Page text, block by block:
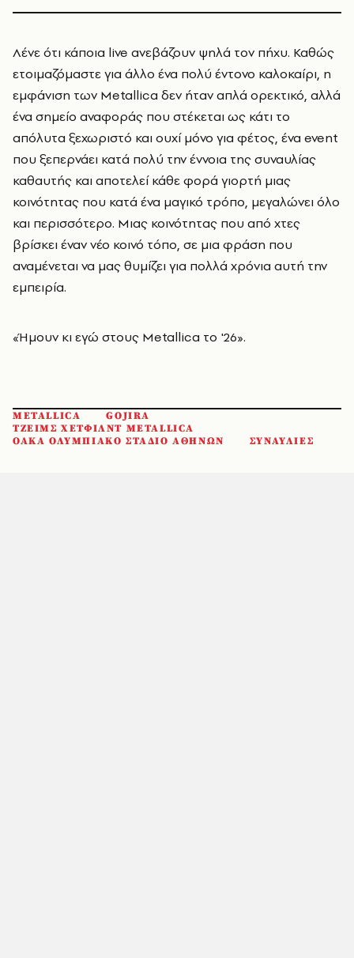
Λένε ότι κάποια live ανεβάζουν ψηλά τον πήχυ. Καθώς
ετοιμαζόμαστε για άλλο ένα πολύ έντονο καλοκαίρι, η
εμφάνιση των Metallica δεν ήταν απλά ορεκτικό, αλλά
ένα σημείο αναφοράς που στέκεται ως κάτι το
απόλυτα ξεχωριστό και ουχί μόνο για φέτος, ένα event
που ξεπερνάει κατά πολύ την έννοια της συναυλίας
καθαυτής και αποτελεί κάθε φορά γιορτή μιας
κοινότητας που κατά ένα μαγικό τρόπο, μεγαλώνει όλο
και περισσότερο. Μιας κοινότητας που από χτες
βρίσκει έναν νέο κοινό τόπο, σε μια φράση που
αναμένεται να μας θυμίζει για πολλά χρόνια αυτή την
εμπειρία.
«Ήμουν κι εγώ στους Metallica το '26».
METALLICA
GOJIRA
ΤΖΕΙΜΣ ΧΕΤΦΙΛΝΤ METALLICA
ΟΑΚΑ ΟΛΥΜΠΙΑΚΟ ΣΤΑΔΙΟ ΑΘΗΝΩΝ
ΣΥΝΑΥΛΙΕΣ